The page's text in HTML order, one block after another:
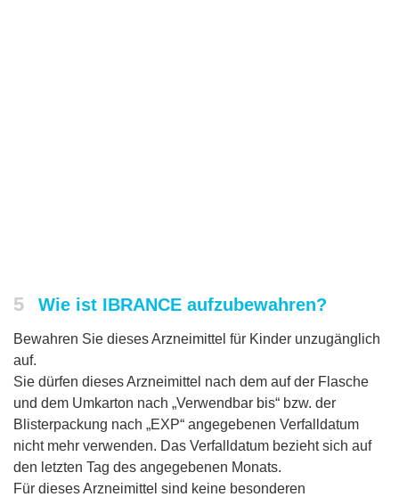
5 Wie ist IBRANCE aufzubewahren?
Bewahren Sie dieses Arzneimittel für Kinder unzugänglich
auf.
Sie dürfen dieses Arzneimittel nach dem auf der Flasche
und dem Umkarton nach „Verwendbar bis“ bzw. der
Blisterpackung nach „EXP“ angegebenen Verfalldatum
nicht mehr verwenden. Das Verfalldatum bezieht sich auf
den letzten Tag des angegebenen Monats.
Für dieses Arzneimittel sind keine besonderen